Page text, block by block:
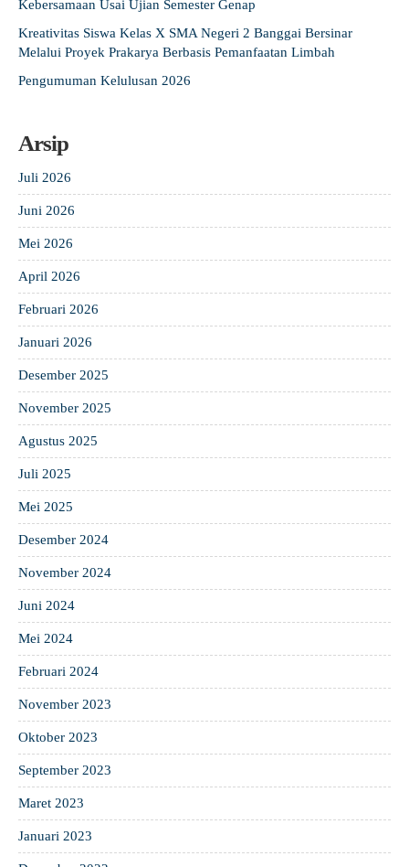
Kebersamaan Usai Ujian Semester Genap
Kreativitas Siswa Kelas X SMA Negeri 2 Banggai Bersinar
Melalui Proyek Prakarya Berbasis Pemanfaatan Limbah
Pengumuman Kelulusan 2026
Arsip
Juli 2026
Juni 2026
Mei 2026
April 2026
Februari 2026
Januari 2026
Desember 2025
November 2025
Agustus 2025
Juli 2025
Mei 2025
Desember 2024
November 2024
Juni 2024
Mei 2024
Februari 2024
November 2023
Oktober 2023
September 2023
Maret 2023
Januari 2023